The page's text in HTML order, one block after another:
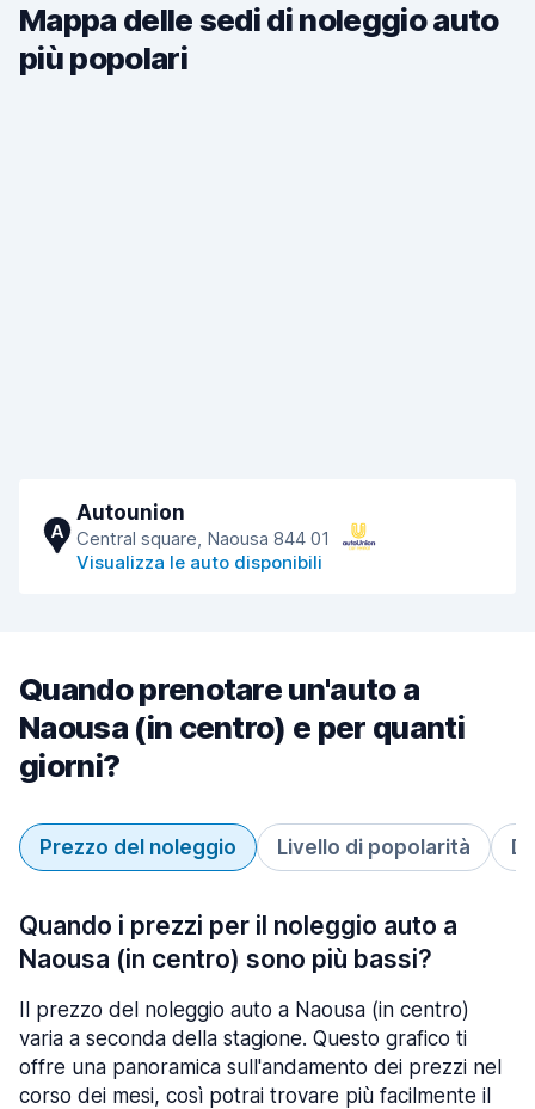
Mappa delle sedi di noleggio auto
più popolari
A
Autounion
Central square, Naousa 844 01
Visualizza le auto disponibili
Quando prenotare un'auto a
Naousa (in centro) e per quanti
giorni?
Prezzo del noleggio Livello di popolarità
Quando i prezzi per il noleggio auto a
Naousa (in centro) sono più bassi?
Il prezzo del noleggio auto a Naousa (in centro)
varia a seconda della stagione. Questo grafico ti
offre una panoramica sull'andamento dei prezzi nel
corso dei mesi, così potrai trovare più facilmente il